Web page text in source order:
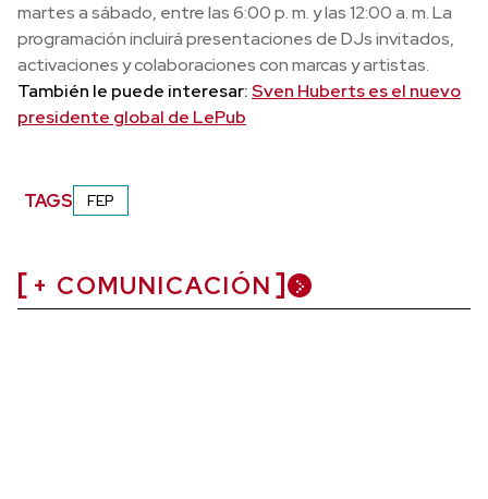
martes a sábado, entre las 6:00 p. m. y las 12:00 a. m. La
programación incluirá presentaciones de DJs invitados,
activaciones y colaboraciones con marcas y artistas.
También le puede interesar:Sven Huberts es el nuevo
presidente global de LePub
TAGS FEP
+ COMUNICACIÓN